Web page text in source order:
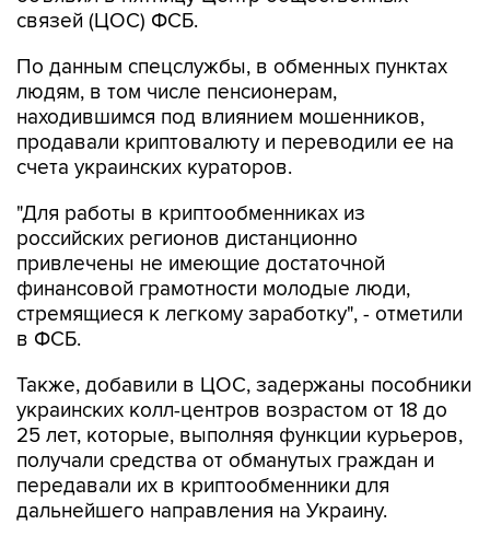
По данным спецслужбы, в обменных пунктах
находившимся под влиянием мошенников,
продавали криптовалюту и переводили ее на
счета украинских кураторов.
"Для работы в криптообменниках из
привлечены не имеющие достаточной
финансовой грамотности молодые люди,
стремящиеся к легкому заработку", - отметили
в ФСБ.
Также, добавили в ЦОС, задержаны пособники
25 лет, которые, выполняя функции курьеров,
получали средства от обманутых граждан и
передавали их в криптообменники для
дальнейшего направления на Украину.
"Ведется розыск потерпевших для